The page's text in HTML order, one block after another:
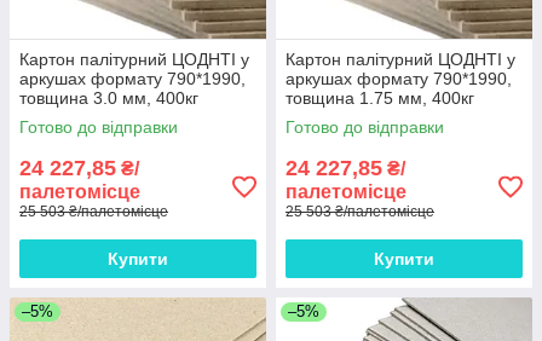
Картон палітурний ЦОДНТІ у
аркушах формату 790*1990,
товщина 3.0 мм, 400кг
палета КР/Р-790*1990-
3.0/400-1
Готово до відправки
24 227,85 ₴/
палетомісце
25 503 ₴/палетомісце
Купити
Картон палітурний ЦОДНТІ у
аркушах формату 790*1990,
товщина 1.75 мм, 400кг
палета КР/Р-790*1990-
1.75/400-1
Готово до відправки
24 227,85 ₴/
палетомісце
25 503 ₴/палетомісце
Купити
–5% –5%